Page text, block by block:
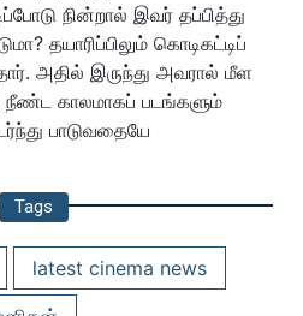
நின்றால் இவர் தப்பித்து
தயாரிப்பிலும் கொடிகட்டிப்
அதில் இருந்து அவரால் மீள
நீண்ட காலமாகப் படங்களும்
பாடுவதையே
Tags
latest cinema news